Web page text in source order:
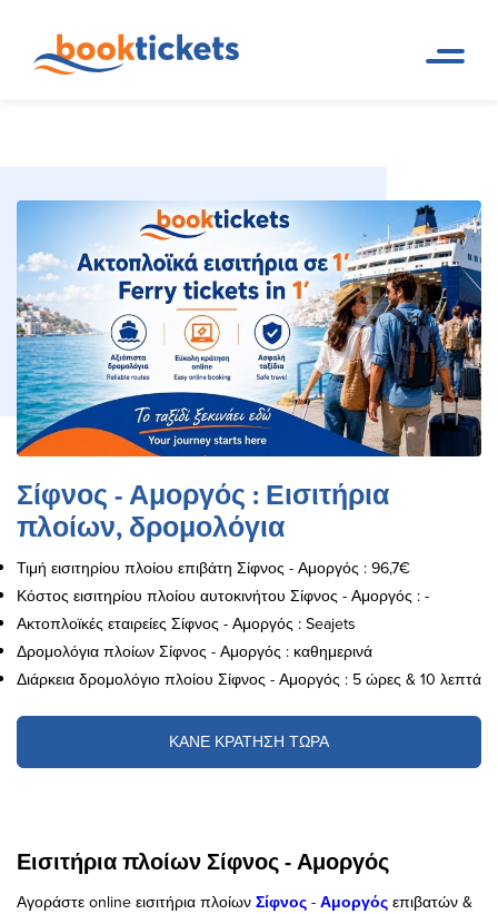
εισιτήρια πλοίων
Σίφνος - Αμοργός : Εισιτήρια
πλοίων, δρομολόγια
Τιμή εισιτηρίου πλοίου επιβάτη Σίφνος - Αμοργός : 96,7€
Κόστος εισιτηρίου πλοίου αυτοκινήτου Σίφνος - Αμοργός : -
Ακτοπλοϊκές εταιρείες Σίφνος - Αμοργός : Seajets
Δρομολόγια πλοίων Σίφνος - Αμοργός : καθημερινά
Διάρκεια δρομολόγιο πλοίου Σίφνος - Αμοργός : 5 ώρες & 10 λεπτά
ΚΑΝΕ ΚΡΑΤΗΣΗ ΤΩΡΑ
Εισιτήρια πλοίων Σίφνος - Αμοργός
Αγοράστε online εισιτήρια πλοίων Σίφνος - Αμοργός επιβατών &